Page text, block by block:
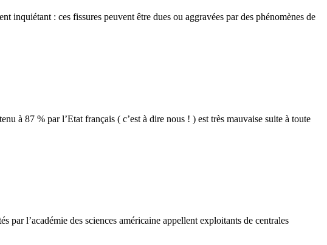
inquiétant : ces fissures peuvent être dues ou aggravées par des phénomènes de
à 87 % par l’Etat français ( c’est à dire nous ! ) est très mauvaise suite à toute
l’académie des sciences américaine appellent exploitants de centrales